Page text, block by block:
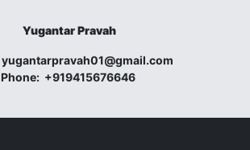
Yugantar Pravah
yugantarpravah01@gmail.com
Phone: +919415676646